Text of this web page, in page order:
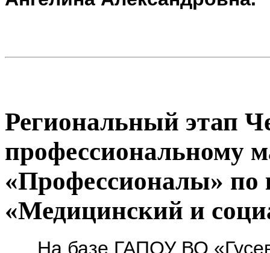
Региональный этап
профессиональному
«Профессионалы» по
«Медицинский и
На базе ГАПОУ ВО